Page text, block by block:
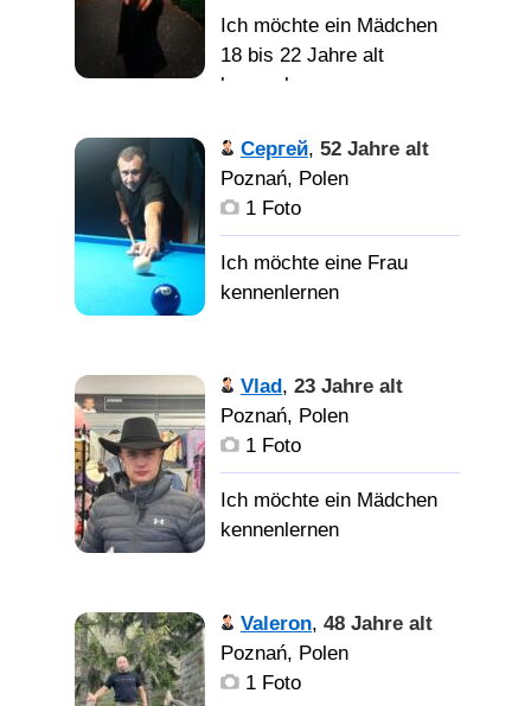
Серйозні стосунки,
Ich möchte ein Mädchen
18 bis 22 Jahre alt
kennenlernen
Реалист,
Оптимист, Харизматик,
Историк, Филосов.
Сергей, 52 Jahre alt
Poznań, Polen
1 Foto
Vlad, 23 Jahre alt
Poznań, Polen
1 Foto
Valeron, 48 Jahre alt
Poznań, Polen
1 Foto